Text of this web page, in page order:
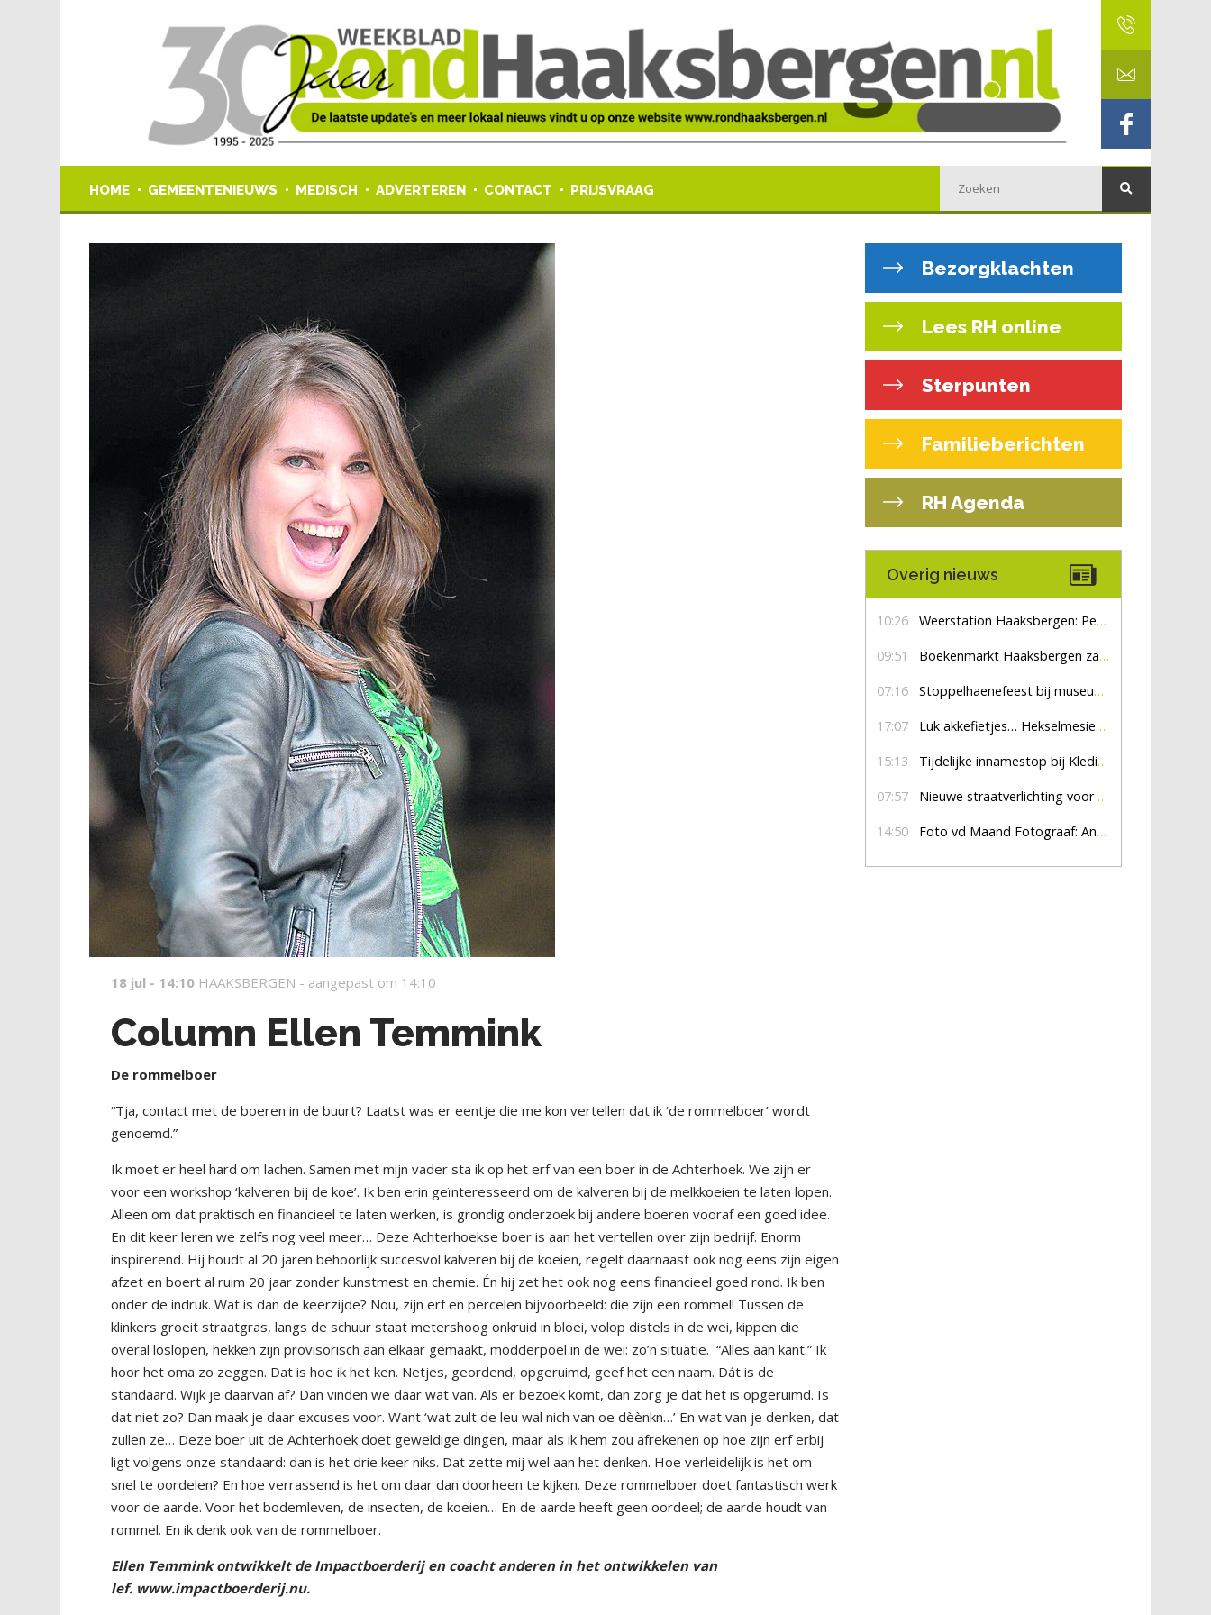
HOME GEMEENTENIEUWS MEDISCH ADVERTEREN CONTACT PRIJSVRAAG
18 jul - 14:10 HAAKSBERGEN - aangepast om 14:10
Column Ellen Temmink
De rommelboer
“Tja, contact met de boeren in de buurt? Laatst was er eentje die me kon vertellen dat ik ‘de rommelboer’ wordt
genoemd.”
Ik moet er heel hard om lachen. Samen met mijn vader sta ik op het erf van een boer in de Achterhoek. We zijn er
voor een workshop ‘kalveren bij de koe’. Ik ben erin geïnteresseerd om de kalveren bij de melkkoeien te laten lopen.
Alleen om dat praktisch en financieel te laten werken, is grondig onderzoek bij andere boeren vooraf een goed idee.
En dit keer leren we zelfs nog veel meer… Deze Achterhoekse boer is aan het vertellen over zijn bedrijf. Enorm
inspirerend. Hij houdt al 20 jaren behoorlijk succesvol kalveren bij de koeien, regelt daarnaast ook nog eens zijn eigen
afzet en boert al ruim 20 jaar zonder kunstmest en chemie. Én hij zet het ook nog eens financieel goed rond. Ik ben
onder de indruk. Wat is dan de keerzijde? Nou, zijn erf en percelen bijvoorbeeld: die zijn een rommel! Tussen de
klinkers groeit straatgras, langs de schuur staat metershoog onkruid in bloei, volop distels in de wei, kippen die
overal loslopen, hekken zijn provisorisch aan elkaar gemaakt, modderpoel in de wei: zo’n situatie. “Alles aan kant.” Ik
hoor het oma zo zeggen. Dat is hoe ik het ken. Netjes, geordend, opgeruimd, geef het een naam. Dát is de
standaard. Wijk je daarvan af? Dan vinden we daar wat van. Als er bezoek komt, dan zorg je dat het is opgeruimd. Is
dat niet zo? Dan maak je daar excuses voor. Want ‘wat zult de leu wal nich van oe dèènkn…’ En wat van je denken, dat
zullen ze… Deze boer uit de Achterhoek doet geweldige dingen, maar als ik hem zou afrekenen op hoe zijn erf erbij
ligt volgens onze standaard: dan is het drie keer niks. Dat zette mij wel aan het denken. Hoe verleidelijk is het om
snel te oordelen? En hoe verrassend is het om daar dan doorheen te kijken. Deze rommelboer doet fantastisch werk
voor de aarde. Voor het bodemleven, de insecten, de koeien… En de aarde heeft geen oordeel; de aarde houdt van
rommel. En ik denk ook van de rommelboer.
Ellen Temmink ontwikkelt de Impactboerderij en coacht anderen in het ontwikkelen van
lef. www.impactboerderij.nu.
Bezorgklachten
Lees RH online
Sterpunten
Familieberichten
RH Agenda
Overig nieuws
10:26 Weerstation Haaksbergen: Perioden met zon en droog
09:51 Boekenmarkt Haaksbergen zaterdag 8 augustus, marktplein Haaksbergen
07:16 Stoppelhaenefeest bij museum De Lebbenbrugge
17:07 Luk akkefietjes… HekselmesienHarry
15:13 Tijdelijke innamestop bij Kledingbank Stefania
07:57 Nieuwe straatverlichting voor De Veldmaat en De Pas
14:50 Foto vd Maand Fotograaf: Anna Jalving